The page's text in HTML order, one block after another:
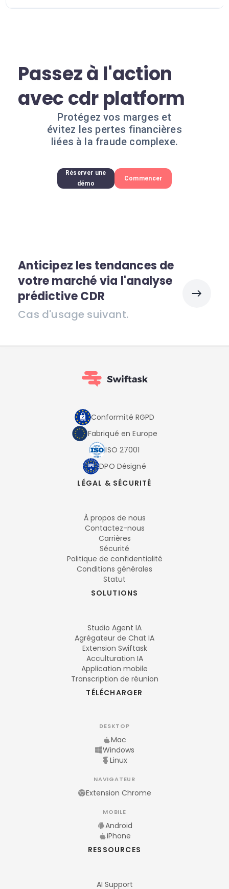
Passez à l'action
avec cdr platform
Protégez vos marges et
évitez les pertes financières
liées à la fraude complexe.
Réserver une
démo
Commencer
Anticipez les tendances de
votre marché via l'analyse
prédictive CDR
Cas d'usage suivant.
Conformité RGPD
Fabriqué en Europe
ISO 27001
DPO Désigné
LÉGAL & SÉCURITÉ
À propos de nous
Contactez-nous
Carrières
Sécurité
Politique de confidentialité
Conditions générales
Statut
SOLUTIONS
Studio Agent IA
Agrégateur de Chat IA
Extension Swiftask
Acculturation IA
Application mobile
Transcription de réunion
TÉLÉCHARGER
DESKTOP
Mac
Windows
Linux
NAVIGATEUR
Extension Chrome
MOBILE
Android
iPhone
RESSOURCES
AI Support